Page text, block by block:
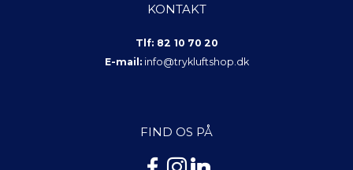
KONTAKT
Tlf: 82 10 70 20
E-mail: info@trykluftshop.dk
FIND OS PÅ